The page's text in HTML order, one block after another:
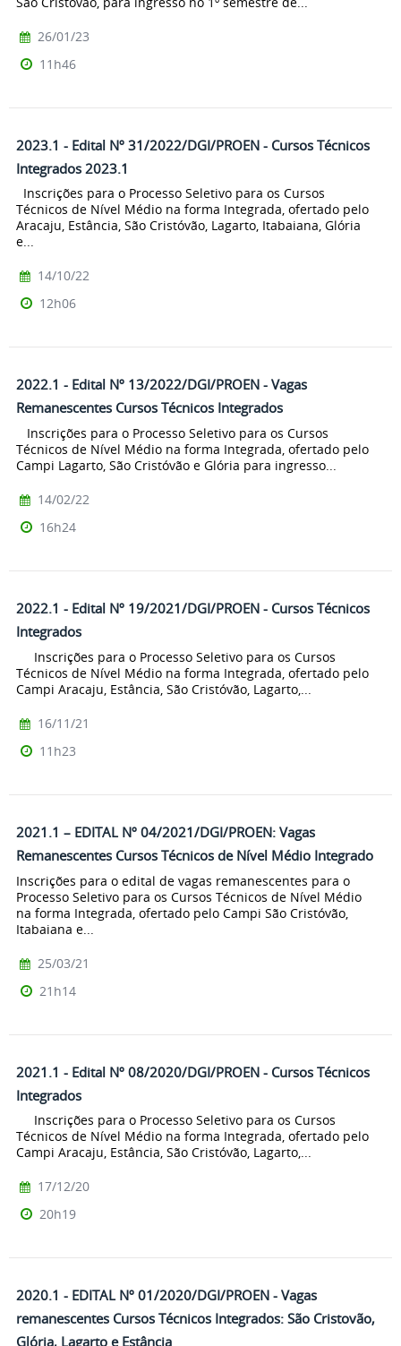
26/01/23
11h46
2023.1 - Edital Nº 31/2022/DGI/PROEN - Cursos Técnicos
Integrados 2023.1
Inscrições para o Processo Seletivo para os Cursos
Técnicos de Nível Médio na forma Integrada, ofertado pelo
Aracaju, Estância, São Cristóvão, Lagarto, Itabaiana, Glória
e...
14/10/22
12h06
2022.1 - Edital Nº 13/2022/DGI/PROEN - Vagas
Remanescentes Cursos Técnicos Integrados
Inscrições para o Processo Seletivo para os Cursos
Técnicos de Nível Médio na forma Integrada, ofertado pelo
Campi Lagarto, São Cristóvão e Glória para ingresso...
14/02/22
16h24
2022.1 - Edital Nº 19/2021/DGI/PROEN - Cursos Técnicos
Integrados
Inscrições para o Processo Seletivo para os Cursos
Técnicos de Nível Médio na forma Integrada, ofertado pelo
Campi Aracaju, Estância, São Cristóvão, Lagarto,...
16/11/21
11h23
2021.1 – EDITAL Nº 04/2021/DGI/PROEN: Vagas
Remanescentes Cursos Técnicos de Nível Médio Integrado
Inscrições para o edital de vagas remanescentes para o
Processo Seletivo para os Cursos Técnicos de Nível Médio
na forma Integrada, ofertado pelo Campi São Cristóvão,
Itabaiana e...
25/03/21
21h14
2021.1 - Edital Nº 08/2020/DGI/PROEN - Cursos Técnicos
Integrados
Inscrições para o Processo Seletivo para os Cursos
Técnicos de Nível Médio na forma Integrada, ofertado pelo
Campi Aracaju, Estância, São Cristóvão, Lagarto,...
17/12/20
20h19
2020.1 - EDITAL Nº 01/2020/DGI/PROEN - Vagas
remanescentes Cursos Técnicos Integrados: São Cristovão,
Glória, Lagarto e Estância